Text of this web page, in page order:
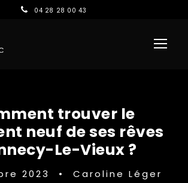
04 28 28 00 43
trouver le
neuf de ses rêves
Le-Vieux ?
2023 • Caroline Léger